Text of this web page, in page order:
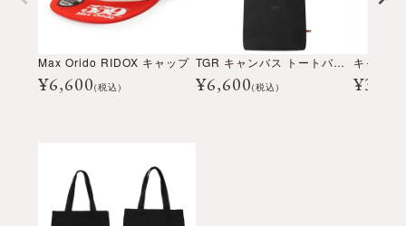
Max Orido RIDOX キャップ
¥6,600(税込)
TGR キャンバス トートバッグ
¥6,600(税込)
キャンバ
¥